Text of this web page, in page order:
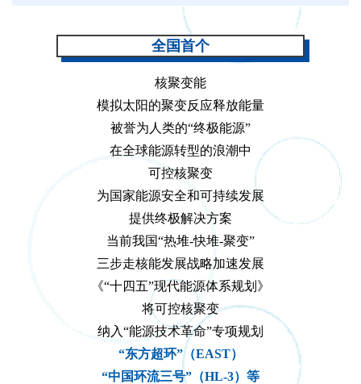
全国首个
核聚变能
模拟太阳的聚变反应释放能量
被誉为人类的“终极能源”
在全球能源转型的浪潮中
可控核聚变
为国家能源安全和可持续发展
提供终极解决方案
当前我国“热堆-快堆-聚变”
三步走核能发展战略加速发展
《“十四五”现代能源体系规划》
将可控核聚变
纳入“能源技术革命”专项规划
“东方超环”（EAST）
“中国环流三号”（HL-3）等